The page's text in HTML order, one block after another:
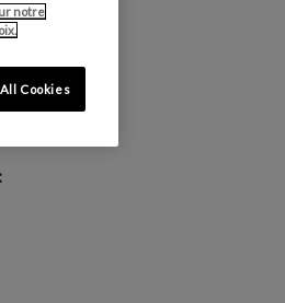
notre
Cookies